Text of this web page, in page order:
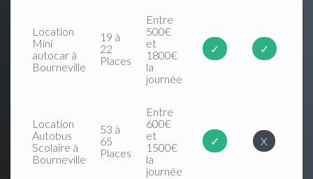
Location
Mini
autocar à
Bourneville
19 à
22
Places
Entre
500€
et
1800€
la
journée
✓ ✓
Location
Autobus
Scolaire à
Bourneville
53 à
65
Places
Entre
600€
et
1500€
la
journée
✓ X